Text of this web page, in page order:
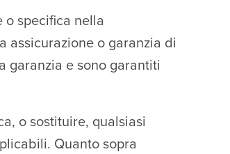
o specifica nella
assicurazione o garanzia di
garanzia e sono garantiti
o sostituire, qualsiasi
Quanto sopra